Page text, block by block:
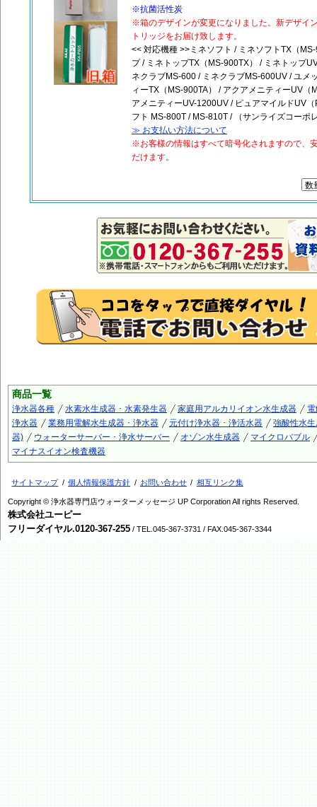
※抗菌活性炭
※箱のデザインが変更になりました。新デザイ
トリッジをお届け致します。
<< 対応機種 >>ミネソフト / ミネソフトTX（
プ / ミネトップTX（MS-900TX） / ミネトップ
ネクラブMS-600 / ミネクラブMS-600UV / ユメ
ィーTX（MS-900TA） / アクアメニティーUV（
アメニティーUV-1200UV / ピュアマイルドUV
フト MS-800T / MS-810T / （サンライズコーポ
≫ お支払い方法について
※お客様の情報はすべて暗号化されますので、
だけます。
商品一覧
浄水器各種 水素水生成器 ･ 水素発生器 家庭用アルカリイオン水生成器
浄水器
業務用電解水生成器 ･ 浄水器 元付け浄水器 ･ 浄活水器
強酸性水
器)
ウォーターサーバー ･ 浄水サーバー オゾン水生成器
マイクロバブル
マイナスイオン検査機器
サイトマップ 個人情報保護方針 お問い合わせ 相互リンク集
Copyright © 浄水器専門店ウォーターメッセージ UP Corporation All rights Reserved.
株式会社ユーピー
フリーダイヤル.0120-367-255 / TEL.045-367-3731 / FAX.045-367-3344